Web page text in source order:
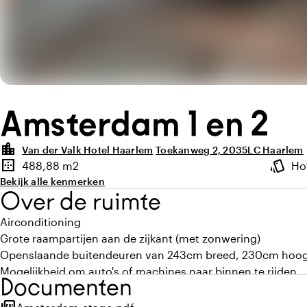
Amsterdam 1 en 2
location_city
Van der Valk Hotel Haarlem Toekanweg 2, 2035LC Haarlem
Highlights
border_outer
Oppervlakte
488,88 m2 style
Sfeer
Bekijk alle kenmerken
Over de ruimte
Airconditioning
Grote raampartijen aan de zijkant (met zonwering)
Openslaande buitendeuren van 243cm breed, 230cm
Mogelijkheid om auto's of machines naar binnen te rijden
5 aansluitingen voor 32 ampère kracht stroom
2 rojectieschermen van 400cm breed, 255cm hoog (goed
Documenten